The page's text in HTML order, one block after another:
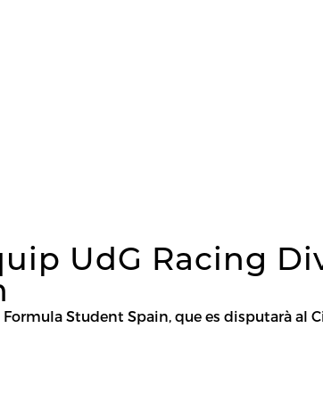
UdG Racing
Student Spain, que es disputarà al